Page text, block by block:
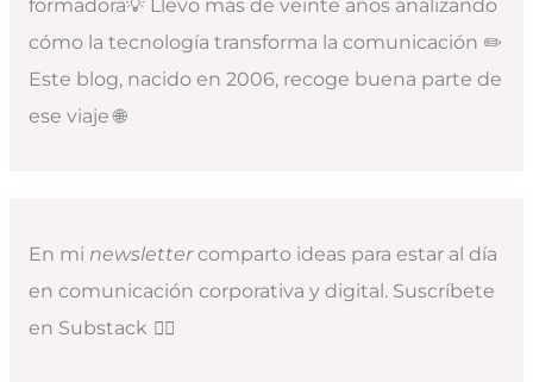
formadora💡 Llevo más de veinte años analizando
cómo la tecnología transforma la comunicación ✏️
Este blog, nacido en 2006, recoge buena parte de
ese viaje 🌐
En mi newslettercomparto ideas para estar al día
en comunicación corporativa y digital. Suscríbete
en Substack 👇🏻